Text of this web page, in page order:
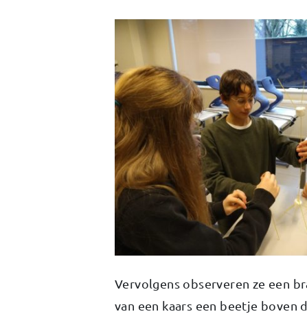
Vervolgens observeren ze een
van een kaars een beetje boven